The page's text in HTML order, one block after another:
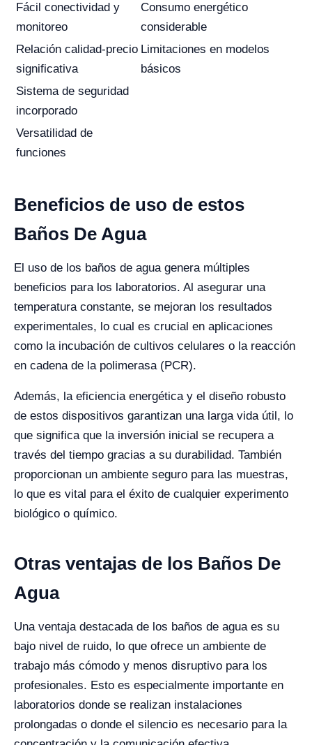
Fácil conectividad y
monitoreo
Consumo energético
considerable
Relación calidad-precio
significativa
Limitaciones en modelos
básicos
Sistema de seguridad
incorporado
Versatilidad de
funciones
Beneficios de uso de estos
Baños De Agua
El uso de los baños de agua genera múltiples
beneficios para los laboratorios. Al asegurar una
temperatura constante, se mejoran los resultados
experimentales, lo cual es crucial en aplicaciones
como la incubación de cultivos celulares o la reacción
en cadena de la polimerasa (PCR).
Además, la eficiencia energética y el diseño robusto
de estos dispositivos garantizan una larga vida útil, lo
que significa que la inversión inicial se recupera a
través del tiempo gracias a su durabilidad. También
proporcionan un ambiente seguro para las muestras,
lo que es vital para el éxito de cualquier experimento
biológico o químico.
Otras ventajas de los Baños De
Agua
Una ventaja destacada de los baños de agua es su
bajo nivel de ruido, lo que ofrece un ambiente de
trabajo más cómodo y menos disruptivo para los
profesionales. Esto es especialmente importante en
laboratorios donde se realizan instalaciones
prolongadas o donde el silencio es necesario para la